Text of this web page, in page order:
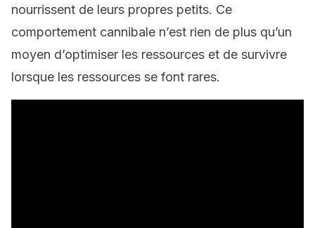
nourrissent de leurs propres petits. Ce
comportement cannibale n’est rien de plus qu’un
moyen d’optimiser les ressources et de survivre
lorsque les ressources se font rares.